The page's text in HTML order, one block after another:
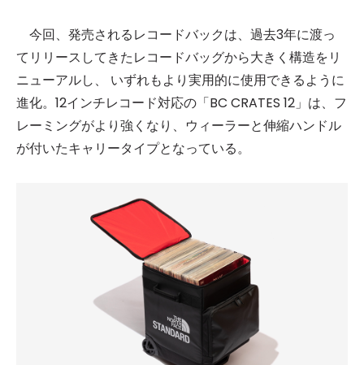
今回、発売されるレコードバックは、過去3年に渡っ
てリリースしてきたレコードバッグから大きく構造をリ
ニューアルし、 いずれもより実用的に使用できるように
進化。12インチレコード対応の「BC CRATES 12」は、フ
レーミングがより強くなり、ウィーラーと伸縮ハンドル
が付いたキャリータイプとなっている。